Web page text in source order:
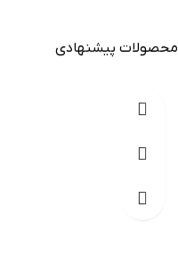
محصولات پیشنهادی